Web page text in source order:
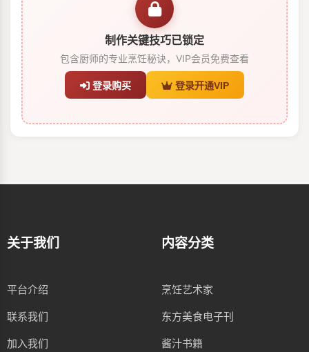
制作关键技巧已锁定
包含厨师的专业烹饪秘诀，VIP会员免费查看
登录购买 登录开通VIP
关于我们
平台介绍
联系我们
加入我们
内容分类
烹饪艺术家
东方美食电子刊
酱汁书籍